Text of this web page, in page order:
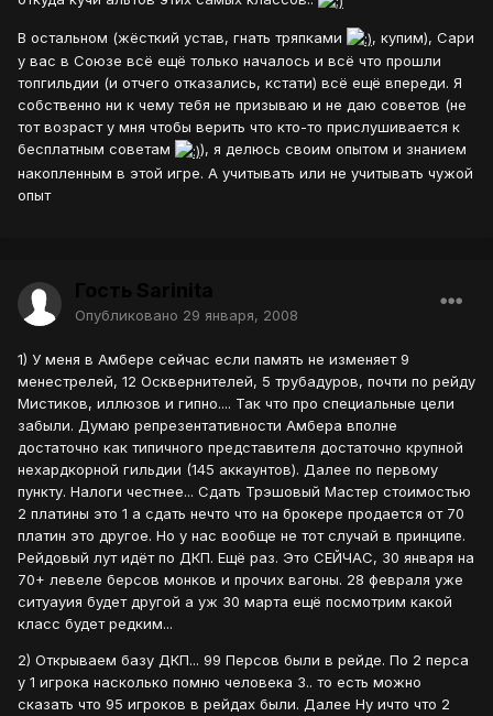
В остальном (жёсткий устав, гнать тряпками
, купим), Сари
у вас в Союзе всё ещё только началось и всё что прошли
топгильдии (и отчего отказались, кстати) всё ещё впереди. Я
собственно ни к чему тебя не призываю и не даю советов (не
тот возраст у мня чтобы верить что кто-то прислушивается к
бесплатным советам
), я делюсь своим опытом и знанием
накопленным в этой игре. А учитывать или не учитывать чужой
опыт
Опубликовано 29 января, 2008
1) У меня в Амбере сейчас если память не изменяет 9
менестрелей, 12 Осквернителей, 5 трубадуров, почти по рейду
Мистиков, иллюзов и гипно.... Так что про специальные цели
забыли. Думаю репрезентативности Амбера вполне
достаточно как типичного представителя достаточно крупной
нехардкорной гильдии (145 аккаунтов). Далее по первому
пункту. Налоги честнее... Сдать Трэшовый Мастер стоимостью
2 платины это 1 а сдать нечто что на брокере продается от 70
платин это другое. Но у нас вообще не тот случай в принципе.
Рейдовый лут идёт по ДКП. Ещё раз. Это СЕЙЧАС, 30 января на
70+ левеле берсов монков и прочих вагоны. 28 февраля уже
ситуауия будет другой а уж 30 марта ещё посмотрим какой
класс будет редким...
2) Открываем базу ДКП... 99 Персов были в рейде. По 2 перса
у 1 игрока насколько помню человека 3.. то есть можно
сказать что 95 игроков в рейдах были. Далее Ну ичто что 2